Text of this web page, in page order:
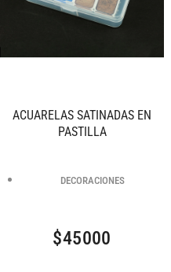
ACUARELAS SATINADAS EN
PASTILLA
DECORACIONES
$45000